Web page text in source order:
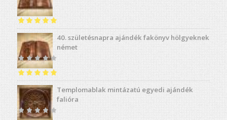
Értékelés:5.00
/ 5
40. születésnapra ajándék fakönyv hölgyeknek
német
Értékelés:5.00
/ 5
Templomablak mintázatú egyedi ajándék
falióra